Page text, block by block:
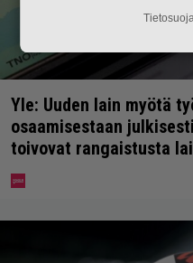
Yle: Uuden lain myötä
osaamisestaan
toivovat rangaistusta